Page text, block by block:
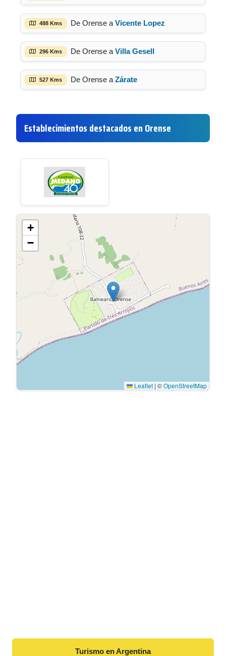
488 Kms De Orense a Vicente Lopez
296 Kms De Orense a Villa Gesell
527 Kms De Orense a Zárate
Establecimientos destacados en Orense
+
−
Leaflet | ©OpenStreetMap
Turismo en Argentina